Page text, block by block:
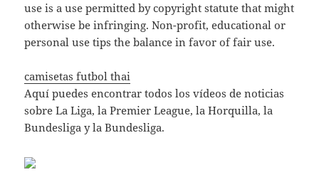
use is a use permitted by copyright statute that might
otherwise be infringing. Non-profit, educational or
personal use tips the balance in favor of fair use.
camisetas futbol thai
Aquí puedes encontrar todos los vídeos de noticias
sobre La Liga, la Premier League, la Horquilla, la
Bundesliga y la Bundesliga.